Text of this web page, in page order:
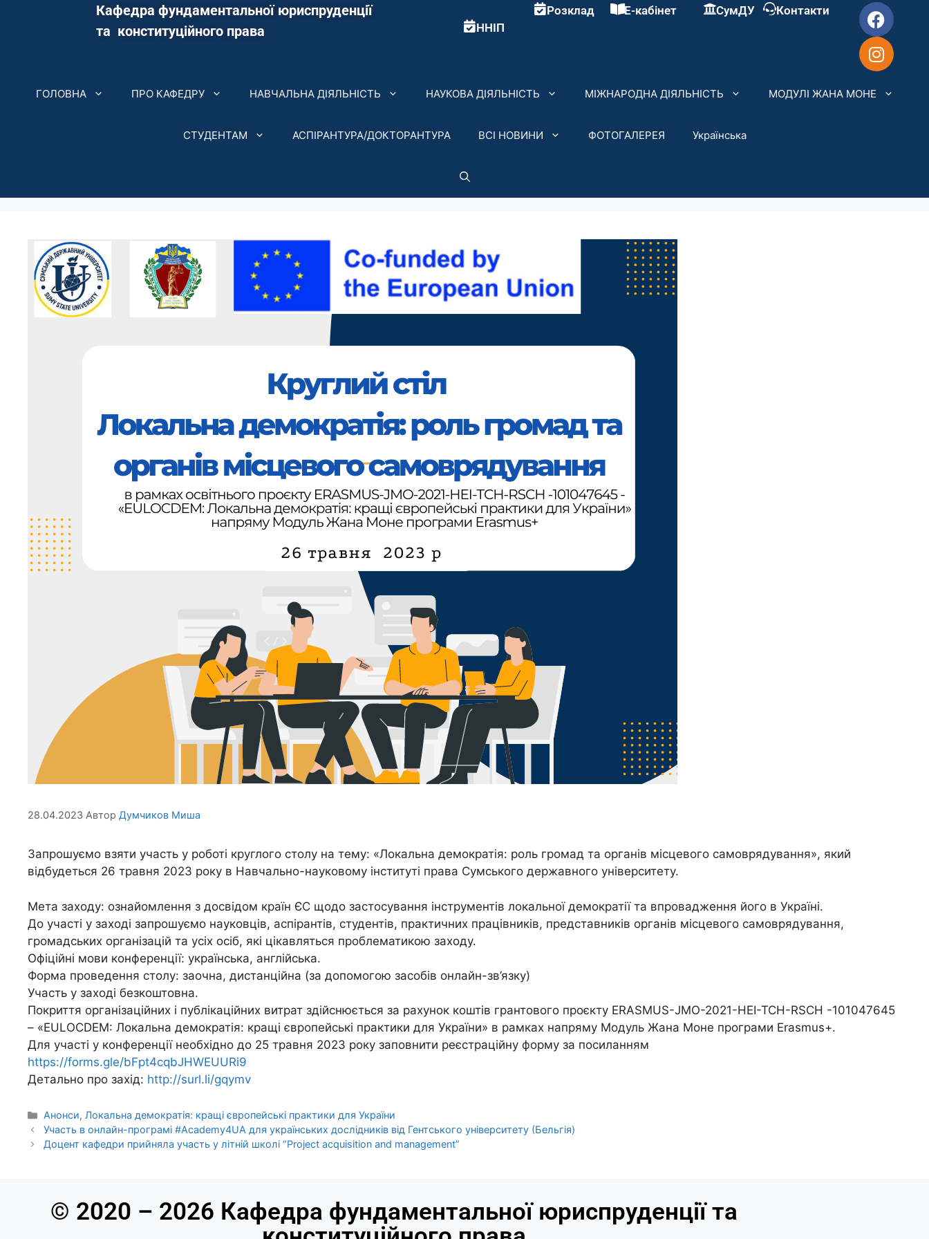
Кафедра фундаментальної юриспруденції
та конституційного права
ННІП
Розклад Е-кабінет СумДУ Контакти
ГОЛОВНА ПРО КАФЕДРУ НАВЧАЛЬНА ДІЯЛЬНІСТЬ НАУКОВА ДІЯЛЬНІСТЬ МІЖНАРОДНА ДІЯЛЬНІСТЬ МОДУЛІ ЖАНА МОНЕ
СТУДЕНТАМ АСПІРАНТУРА/ДОКТОРАНТУРА ВСІ НОВИНИ ФОТОГАЛЕРЕЯ Українська
28.04.2023 Автор Думчиков Миша
Запрошуємо взяти участь у роботі круглого столу на тему: «Локальна демократія: роль громад та органів місцевого самоврядування», який
відбудеться 26 травня 2023 року в Навчально-науковому інституті права Сумського державного університету.
Мета заходу: ознайомлення з досвідом країн ЄС щодо застосування інструментів локальної демократії та впровадження його в Україні.
До участі у заході запрошуємо науковців, аспірантів, студентів, практичних працівників, представників органів місцевого самоврядування,
громадських організацій та усіх осіб, які цікавляться проблематикою заходу.
Офіційні мови конференції: українська, англійська.
Форма проведення столу: заочна, дистанційна (за допомогою засобів онлайн-зв’язку)
Участь у заході безкоштовна.
Покриття організаційних і публікаційних витрат здійснюється за рахунок коштів грантового проєкту ERASMUS-JMO-2021-HEI-TCH-RSCH -101047645
– «EULOCDEM: Локальна демократія: кращі європейські практики для України» в рамках напряму Модуль Жана Моне програми Erasmus+.
Для участі у конференції необхідно до 25 травня 2023 року заповнити реєстраційну форму за посиланням
https://forms.gle/bFpt4cqbJHWEUURi9
Детально про захід: http://surl.li/gqymv
Анонси,Локальна демократія: кращі європейські практики для України
Участь в онлайн-програмі #Academy4UA для українських дослідників від Гентського університету (Бельгія)
Доцент кафедри прийняла участь у літній школі “Project acquisition and management”
© 2020 – 2026 Кафедра фундаментальної юриспруденції та